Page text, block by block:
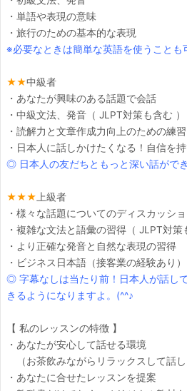
・単語や表現の意味
・旅行のための基本的な表現
※必要なときは簡単な英語を使うことも
★★中級者
・あなたが興味のある話題で会話
・中級文法、発音（ JLPT対策も含む ）
・読解力と文章作成力向上のための練習
・日本人に話しかけたくなる！自信を持
◎ 日本人の友だちともっと深い話がで
★★★上級者
・様々な話題についてのディスカッシ
・複雑な文法と語彙の習得（ JLPT対策
・より正確な発音と自然な表現の習得
・ビジネス日本語（接客業の経験あり）
◎ 字幕なしは当たり前！日本人が話し
きるようになりますよ。(^^♪
【 私のレッスンの特徴 】
・あなたが安心して話せる環境
（お茶飲みながらリラックスして話し
・あなたに合せたレッスンを提案